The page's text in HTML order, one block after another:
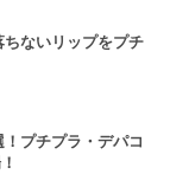
ないリップをプチ
プチプラ・デパコ